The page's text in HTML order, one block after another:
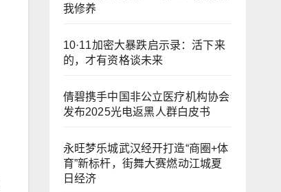
我修养
10·11加密大暴跌启示录：活下来
的，才有资格谈未来
倩碧携手中国非公立医疗机构协会
发布2025光电返黑人群白皮书
永旺梦乐城武汉经开打造“商圈+体
育”新标杆，街舞大赛燃动江城夏
日经济